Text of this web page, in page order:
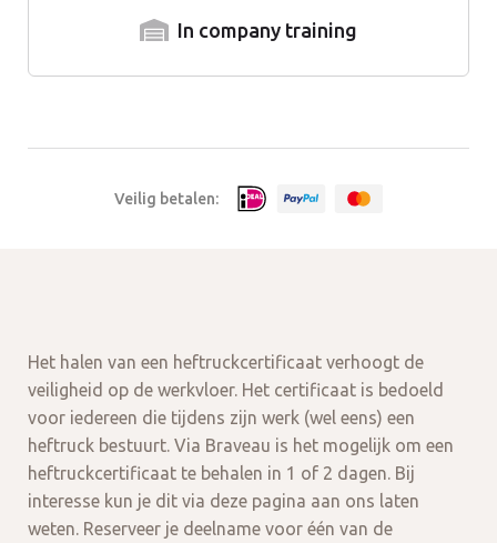
In company training
Veilig betalen:
Het halen van een heftruckcertificaat verhoogt de
veiligheid op de werkvloer. Het certificaat is bedoeld
voor iedereen die tijdens zijn werk (wel eens) een
heftruck bestuurt. Via Braveau is het mogelijk om een
heftruckcertificaat te behalen in 1 of 2 dagen. Bij
interesse kun je dit via deze pagina aan ons laten
weten. Reserveer je deelname voor één van de